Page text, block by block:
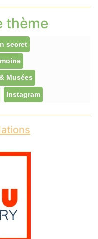
thème
secret
Musées
Instagram